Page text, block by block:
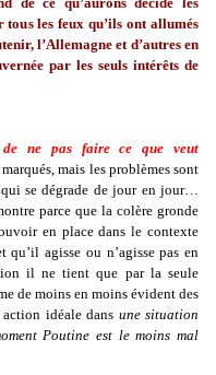
les feux qu’ils ont allumés
l’Allemagne et d’autres en
par les seuls intérêts de
de ne pas faire ce que veut
mais les problèmes sont
se dégrade de jour en jour…
parce que la colère gronde
en place dans le contexte
qu’il agisse ou n’agisse pas en
il ne tient que par la seule
de moins en moins évident des
action idéale dans une situation
Poutine est le moins mal